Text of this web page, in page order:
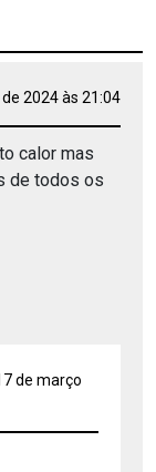
2024 às 21:04
calor mas
de todos os
de março